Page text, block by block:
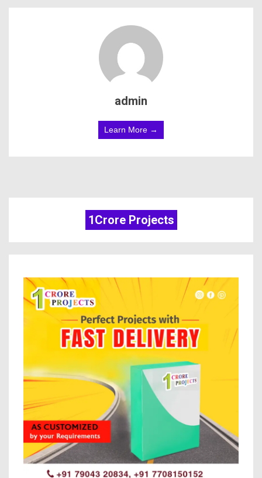
admin
Learn More →
1Crore Projects